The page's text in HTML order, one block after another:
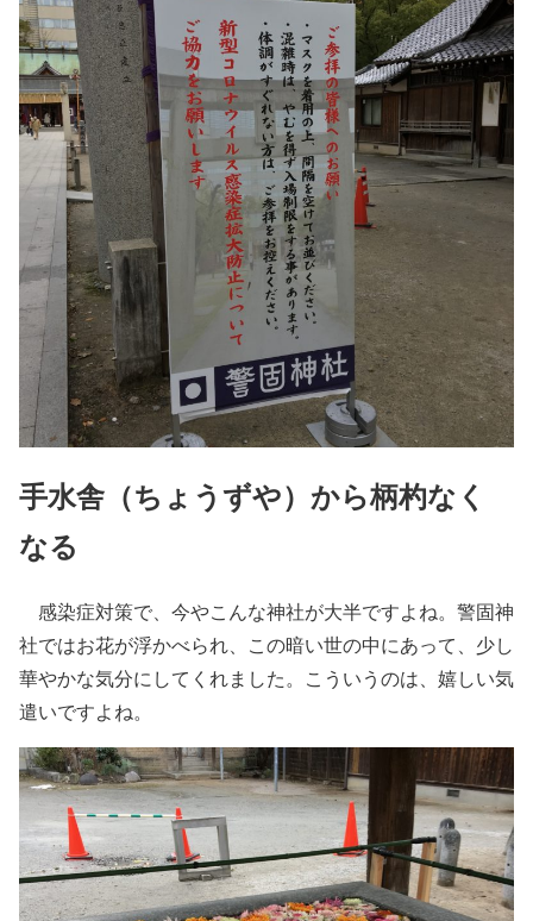
手水舎（ちょうずや）から柄杓なく
なる
感染症対策で、今やこんな神社が大半ですよね。警固神
社ではお花が浮かべられ、この暗い世の中にあって、少し
華やかな気分にしてくれました。こういうのは、嬉しい気
遣いですよね。